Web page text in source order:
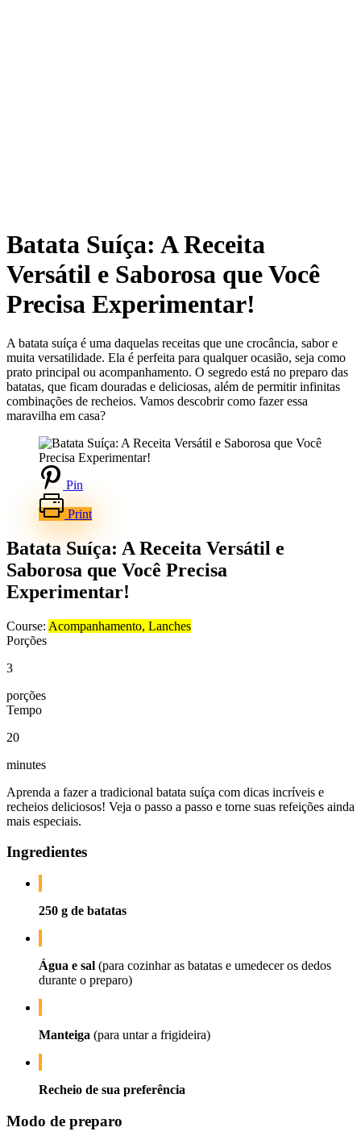
Batata Suíça: A Receita
Versátil e Saborosa que Você
Precisa Experimentar!
A batata suíça é uma daquelas receitas que une crocância, sabor e
muita versatilidade. Ela é perfeita para qualquer ocasião, seja como
prato principal ou acompanhamento. O segredo está no preparo das
batatas, que ficam douradas e deliciosas, além de permitir infinitas
combinações de recheios. Vamos descobrir como fazer essa
maravilha em casa?
Pin
Print
Batata Suíça: A Receita Versátil e
Saborosa que Você Precisa
Experimentar!
Course: Acompanhamento, Lanches
Porções
3
porções
Tempo
20
minutes
Aprenda a fazer a tradicional batata suíça com dicas incríveis e
recheios deliciosos! Veja o passo a passo e torne suas refeições ainda
mais especiais.
Ingredientes
250 g de batatas
Água e sal (para cozinhar as batatas e umedecer os dedos
durante o preparo)
Manteiga (para untar a frigideira)
Recheio de sua preferência
Modo de preparo